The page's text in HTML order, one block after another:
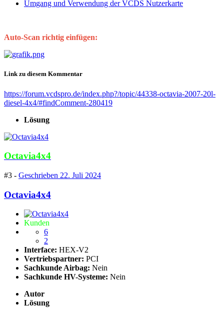
Umgang und Verwendung der VCDS Nutzerkarte
Auto-Scan richtig einfügen:
Link zu diesem Kommentar
https://forum.vcdspro.de/index.php?/topic/44338-octavia-2007-20l-
diesel-4x4/#findComment-280419
Lösung
Octavia4x4
#3 - Geschrieben 22. Juli 2024
Octavia4x4
Kunden
6
2
Interface: HEX-V2
Vertriebspartner: PCI
Sachkunde Airbag: Nein
Sachkunde HV-Systeme: Nein
Autor
Lösung